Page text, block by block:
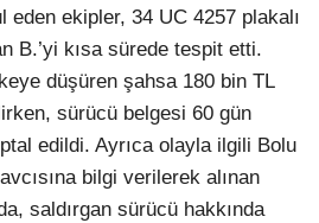
eden ekipler, 34 UC 4257 plakalı
B.’yi kısa sürede tespit etti.
düşüren şahsa 180 bin TL
sürücü belgesi 60 gün
edildi. Ayrıca olayla ilgili Bolu
bilgi verilerek alınan
saldırgan sürücü hakkında